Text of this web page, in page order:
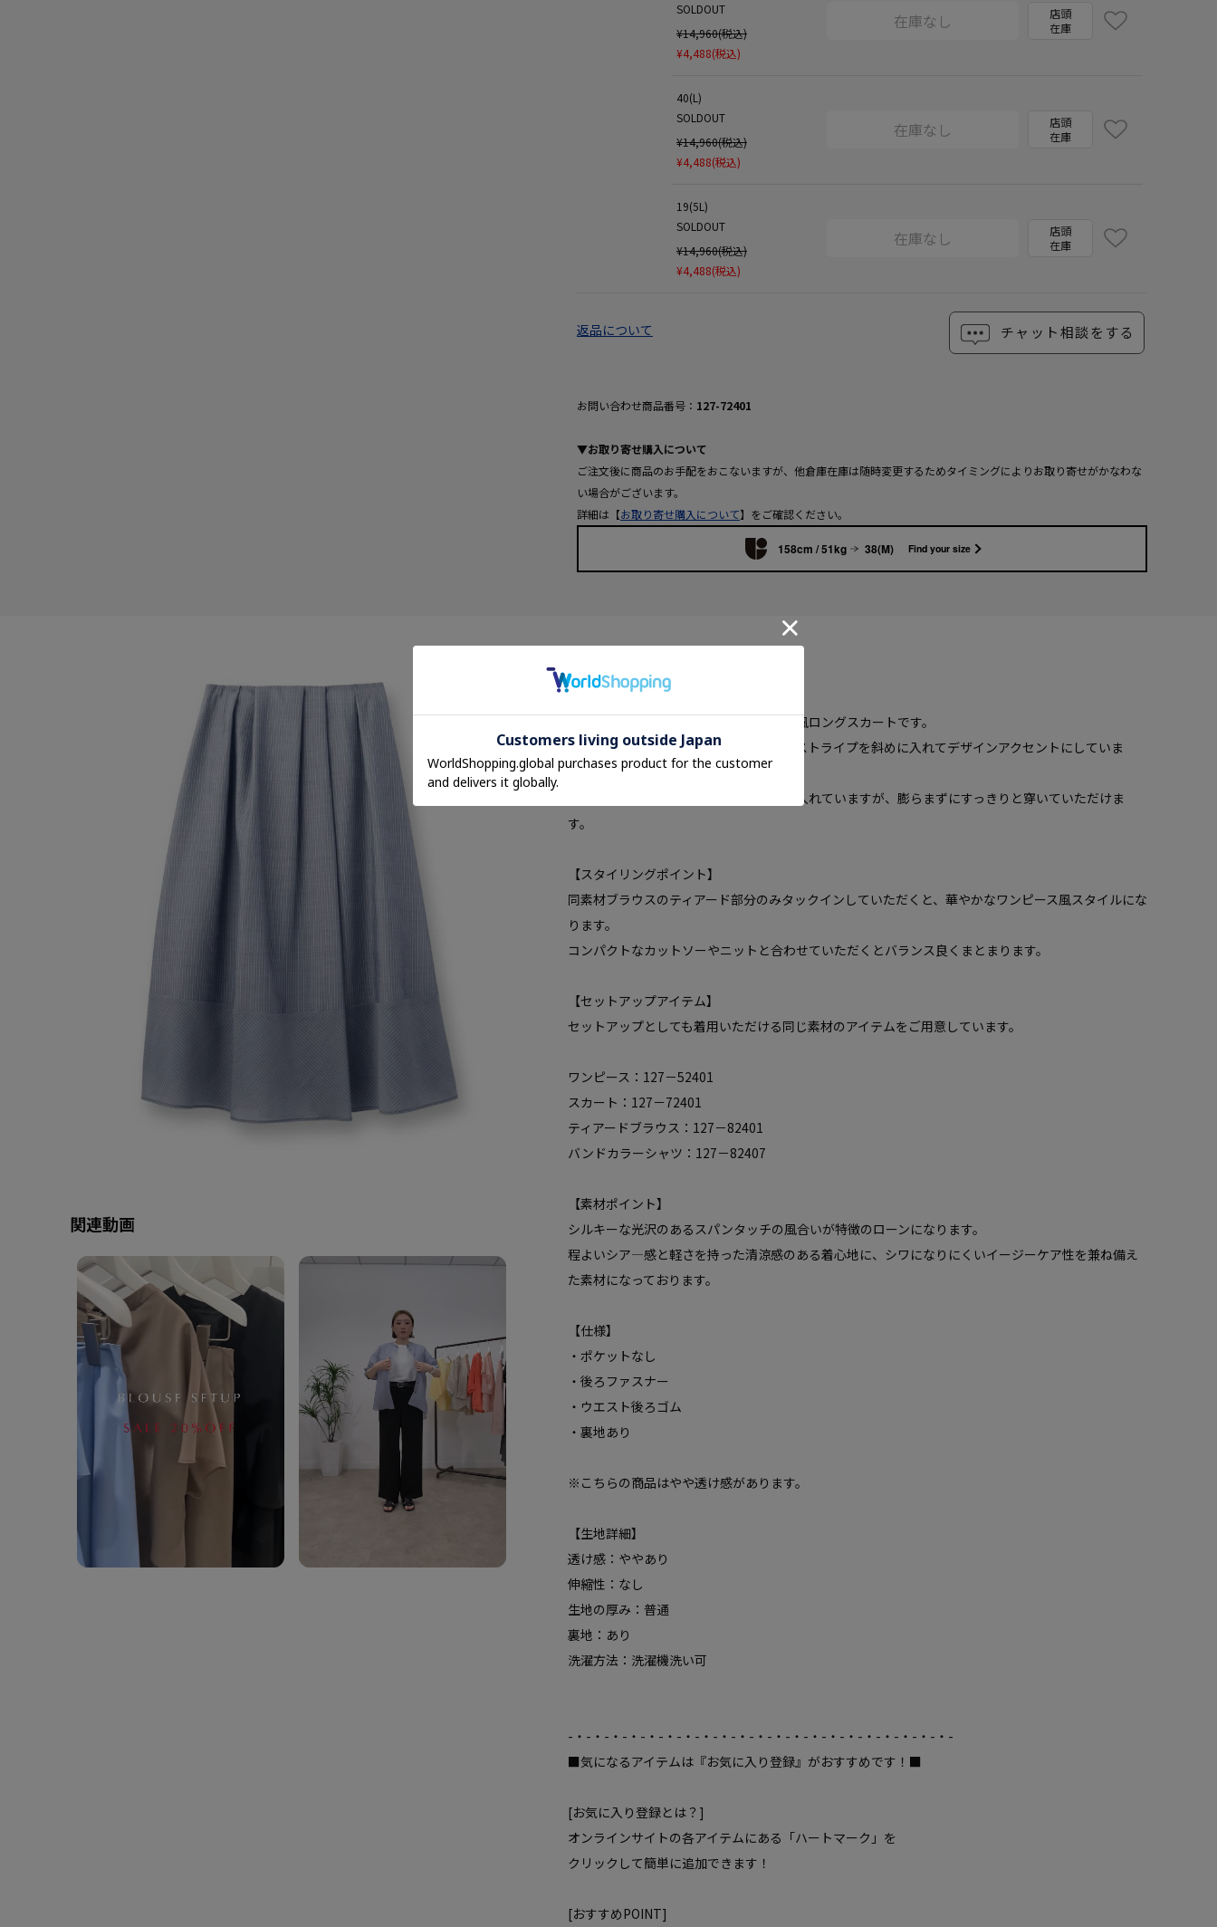
SOLDOUT
¥14,960(税込)
¥4,488(税込)
在庫なし
店頭
在庫
40(L)
SOLDOUT
¥14,960(税込)
¥4,488(税込)
在庫なし
店頭
在庫
19(5L)
SOLDOUT
¥14,960(税込)
¥4,488(税込)
在庫なし
店頭
在庫
チャット相談をする
返品について
お問い合わせ商品番号： 127-72401
▼お取り寄せ購入について
ご注文後に商品のお手配をおこないますが、他倉庫在庫は随時変更するためタイミングによりお取り寄せがかなわな
い場合がございます。
詳細は【お取り寄せ購入について】をご確認ください。
158cm / 51kg 38(M) Find your size
【デザインポイント】
夏らしいエアリーな素材を使用した巻き風ロングスカートです。
巻き風のデザインで、裾の切り替部分はストライプを斜めに入れてデザインアクセントにしていま
す。
ウエストにランダムなデザインタックを入れていますが、膨らまずにすっきりと穿いていただけま
す。
【スタイリングポイント】
同素材ブラウスのティアード部分のみタックインしていただくと、華やかなワンピース風スタイルにな
ります。
コンパクトなカットソーやニットと合わせていただくとバランス良くまとまります。
【セットアップアイテム】
セットアップとしても着用いただける同じ素材のアイテムをご用意しています。
ワンピース：127－52401
スカート：127－72401
ティアードブラウス：127－82401
バンドカラーシャツ：127－82407
【素材ポイント】
シルキーな光沢のあるスパンタッチの風合いが特徴のローンになります。
程よいシア―感と軽さを持った清涼感のある着心地に、シワになりにくいイージーケア性を兼ね備え
た素材になっております。
【仕様】
・ポケットなし
・後ろファスナー
・ウエスト後ろゴム
・裏地あり
※こちらの商品はやや透け感があります。
【生地詳細】
透け感：ややあり
伸縮性：なし
生地の厚み：普通
裏地：あり
洗濯方法：洗濯機洗い可
-・-・-・-・-・-・-・-・-・-・-・-・-・-・-・-・-・-・-・-・-・-
■気になるアイテムは『お気に入り登録』がおすすめです！■
[お気に入り登録とは？]
オンラインサイトの各アイテムにある「ハートマーク」を
クリックして簡単に追加できます！
[おすすめPOINT]